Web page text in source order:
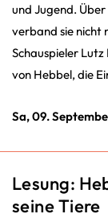
und Jugend.
verband sie nicht
Schauspieler
von Hebbel, die
Sa, 09.
Lesung:
seine Tiere